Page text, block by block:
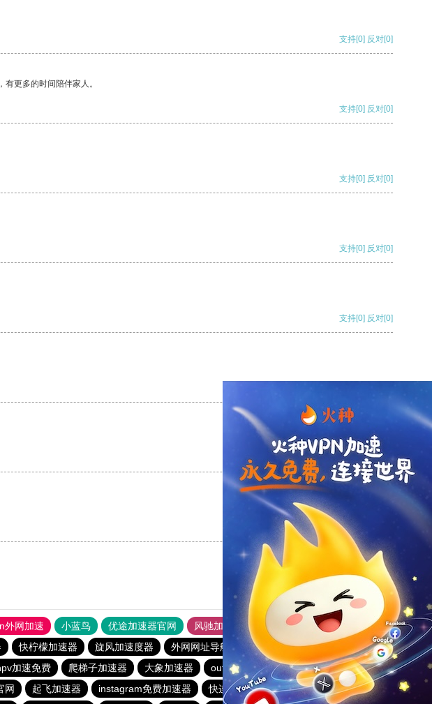
支持[0] 反对[0]
更多的时间陪伴家人。
支持[0] 反对[0]
支持[0] 反对[0]
支持[0] 反对[0]
支持[0] 反对[0]
支持 [0] 反对 [0]
支持
外网加速 小蓝鸟 优途加速器官网 风驰加速器
旋风加速器
快柠檬加速器 旋风加速度器 外网网址导航 软件中心 雷霆加速
狂飙加速器
加速免费 爬梯子加速器 大象加速器 outline 快柠檬加速器
雷霆vqn加速官网
网 起飞加速器 instagram免费加速器 快连加速器app
雷霆每天免费2小时加速